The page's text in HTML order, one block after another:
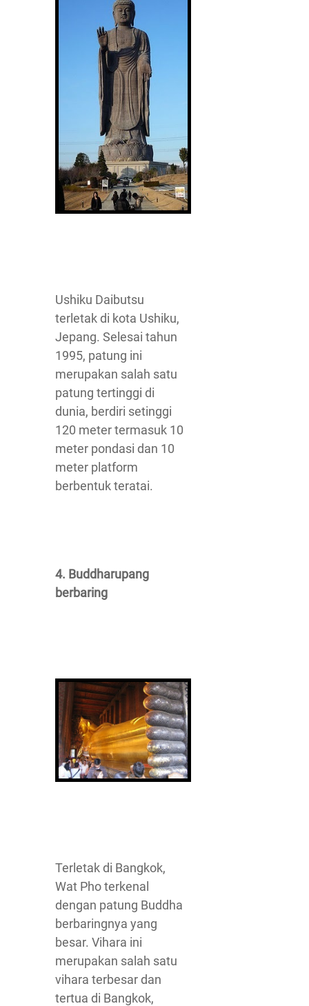
Ushiku Daibutsu
terletak di kota Ushiku,
Jepang. Selesai tahun
1995, patung ini
merupakan salah satu
patung tertinggi di
dunia, berdiri setinggi
120 meter termasuk 10
meter pondasi dan 10
meter platform
berbentuk teratai.
4. Buddharupang
berbaring
Terletak di Bangkok,
Wat Pho terkenal
dengan patung Buddha
berbaringnya yang
besar. Vihara ini
merupakan salah satu
vihara terbesar dan
tertua di Bangkok,